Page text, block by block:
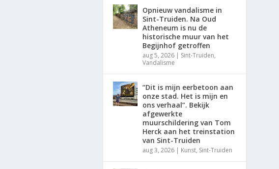
Opnieuw vandalisme in
Sint-Truiden. Na Oud
Atheneum is nu de
historische muur van het
Begijnhof getroffen
aug 5, 2026 | Sint-Truiden,
Vandalisme
“Dit is mijn eerbetoon aan
onze stad. Het is mijn en
ons verhaal”. Bekijk
afgewerkte
muurschildering van Tom
Herck aan het treinstation
van Sint-Truiden
aug 3, 2026 | Kunst, Sint-Truiden